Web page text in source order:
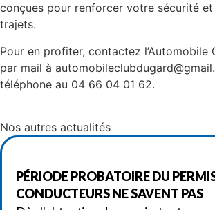
conçues pour renforcer votre sécurité
trajets.
Pour en profiter, contactez l’Automobile
par mail à
téléphone au 04 66 04 01 62.
Nos autres actualités
PÉRIODE PROBATOIRE DU
CONDUCTEURS NE SAVENT PAS